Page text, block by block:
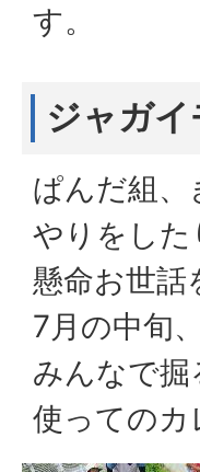
す。
ジャガ
ぱんだ組
やりをした
懸命お世話
7月の中旬
みんなで
使っての